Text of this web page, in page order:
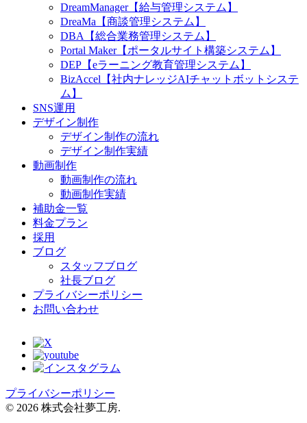
DreamManager【給与管理システム】
DreaMa【商談管理システム】
DBA【総合業務管理システム】
Portal Maker【ポータルサイト構築システム】
DEP【eラーニング教育管理システム】
BizAccel【社内ナレッジAIチャットボットシステ
ム】
SNS運用
デザイン制作
デザイン制作の流れ
デザイン制作実績
動画制作
動画制作の流れ
動画制作実績
補助金一覧
料金プラン
採用
ブログ
スタッフブログ
社長ブログ
プライバシーポリシー
お問い合わせ
プライバシーポリシー
© 2026 株式会社夢工房.